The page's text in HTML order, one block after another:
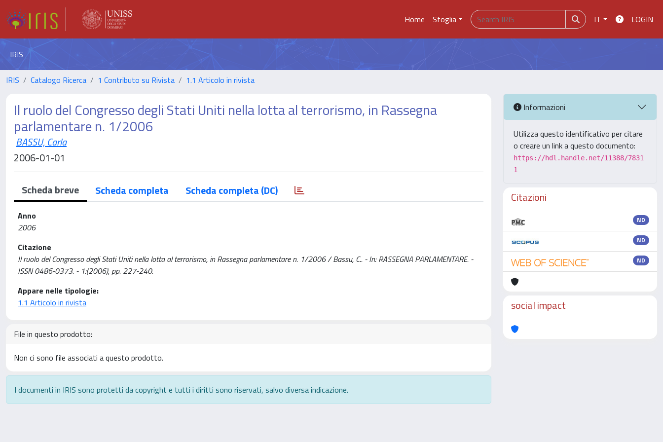
Home Sfoglia IT LOGIN
IRIS
IRIS Catalogo Ricerca 1 Contributo su Rivista 1.1 Articolo in rivista
Il ruolo del Congresso degli Stati Uniti nella lotta al terrorismo, in Rassegna
parlamentare n. 1/2006
BASSU, Carla
2006-01-01
Scheda breve Scheda completa Scheda completa (DC)
Anno
2006
Citazione
Il ruolo del Congresso degli Stati Uniti nella lotta al terrorismo, in Rassegna parlamentare n. 1/2006 / Bassu, C.. - In: RASSEGNA PARLAMENTARE. -
ISSN 0486-0373. - 1:(2006), pp. 227-240.
Appare nelle tipologie:
1.1 Articolo in rivista
File in questo prodotto:
Non ci sono file associati a questo prodotto.
I documenti in IRIS sono protetti da copyright e tutti i diritti sono riservati, salvo diversa indicazione.
Informazioni
Utilizza questo identificativo per citare
o creare un link a questo documento:
https://hdl.handle.net/11388/7831
1
Citazioni
ND
ND
ND
social impact